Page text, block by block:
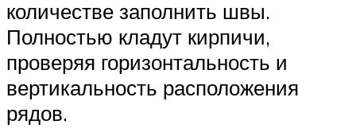
количестве заполнить швы.
Полностью кладут кирпичи,
проверяя горизонтальность и
вертикальность расположения
рядов.